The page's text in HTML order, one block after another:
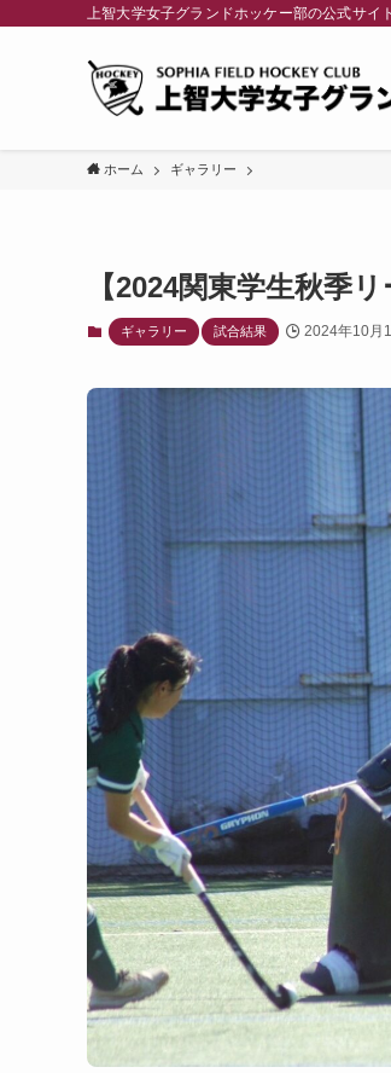
上智大学女子グランドホッケー部の公式サイ
ホーム ギャラリー
【2024関東学生秋季
ギャラリー 試合結果 2024年10月